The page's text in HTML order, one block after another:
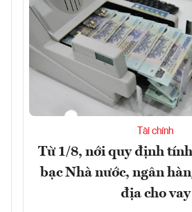
Tài chính
Từ 1/8, nới quy định
bạc Nhà nước, ngân
địa cho vay